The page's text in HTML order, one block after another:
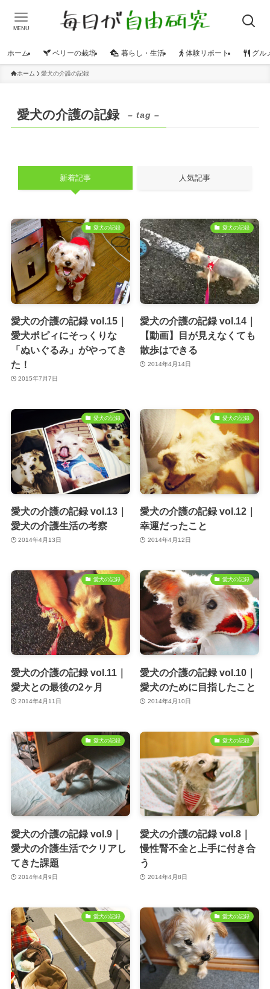
MENU
ホーム ベリーの栽培 暮らし・生活 体験リポート グル
ホーム 愛犬の介護の記録
愛犬の介護の記録 – tag –
新着記事 人気記事
愛犬の記録
愛犬の介護の記録 vol.15｜
愛犬ポピィにそっくりな
「ぬいぐるみ」がやってき
た！
2015年7月7日
愛犬の記録
愛犬の介護の記録 vol.14｜
【動画】目が見えなくても
散歩はできる
2014年4月14日
愛犬の記録
愛犬の介護の記録 vol.13｜
愛犬の介護生活の考察
2014年4月13日
愛犬の記録
愛犬の介護の記録 vol.12｜
幸運だったこと
2014年4月12日
愛犬の記録
愛犬の介護の記録 vol.11｜
愛犬との最後の2ヶ月
2014年4月11日
愛犬の記録
愛犬の介護の記録 vol.10｜
愛犬のために目指したこと
2014年4月10日
愛犬の記録
愛犬の介護の記録 vol.9｜
愛犬の介護生活でクリアし
てきた課題
2014年4月9日
愛犬の記録
愛犬の介護の記録 vol.8｜
慢性腎不全と上手に付き合
う
2014年4月8日
愛犬の記録 愛犬の記録